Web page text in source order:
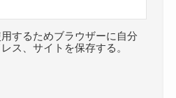
するためブラウザーに自分
ス、サイトを保存する。